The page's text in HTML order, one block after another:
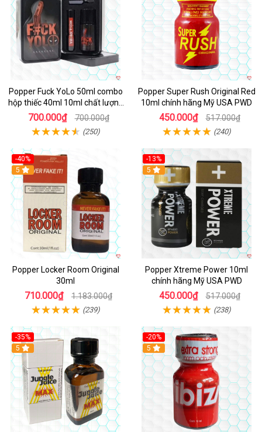
Popper Fuck YoLo 50ml combo
hộp thiếc 40ml 10ml chất lượng
tốt
700.000₫ 700.000₫
(250)
Popper Super Rush Original Red
10ml chính hãng Mỹ USA PWD
450.000₫ 517.000₫
(240)
-40%
5
Popper Locker Room Original
30ml
710.000₫ 1.183.000₫
(239)
-13%
Hot
5
Popper Xtreme Power 10ml
chính hãng Mỹ USA PWD
450.000₫ 517.000₫
(238)
-35%
5
-20%
5